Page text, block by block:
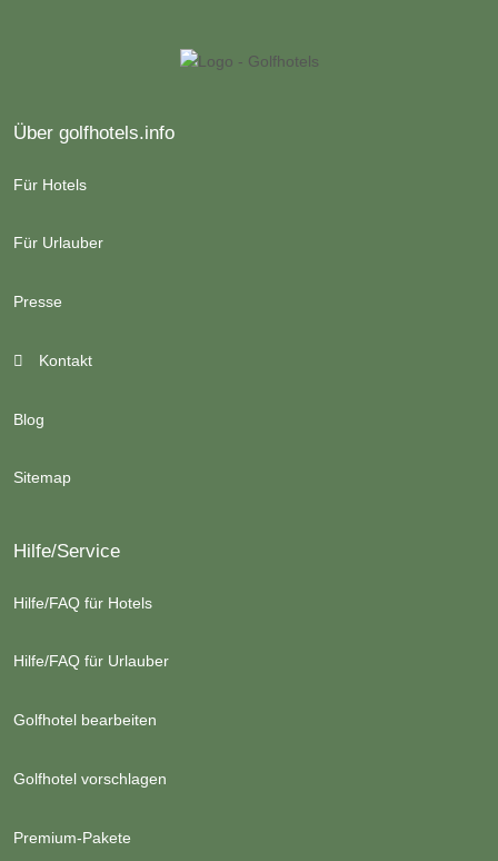
Über golfhotels.info
Für Hotels
Für Urlauber
Presse
Kontakt
Blog
Sitemap
Hilfe/Service
Hilfe/FAQ für Hotels
Hilfe/FAQ für Urlauber
Golfhotel bearbeiten
Golfhotel vorschlagen
Premium-Pakete